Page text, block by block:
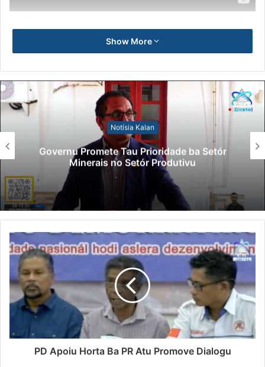
Show More
Notísia Kalan
Governu Promete Tau Prioridade ba Setór
Minerais no Setór Produtivu
PD Apoiu Horta Ba PR Atu Promove Dialogu